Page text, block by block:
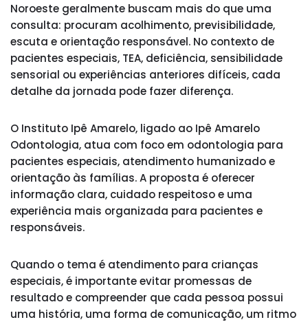
Noroeste geralmente buscam mais do que uma
consulta: procuram acolhimento, previsibilidade,
escuta e orientação responsável. No contexto de
pacientes especiais, TEA, deficiência, sensibilidade
sensorial ou experiências anteriores difíceis, cada
detalhe da jornada pode fazer diferença.
O Instituto Ipê Amarelo, ligado ao Ipê Amarelo
Odontologia, atua com foco em odontologia para
pacientes especiais, atendimento humanizado e
orientação às famílias. A proposta é oferecer
informação clara, cuidado respeitoso e uma
experiência mais organizada para pacientes e
responsáveis.
Quando o tema é atendimento para crianças
especiais, é importante evitar promessas de
resultado e compreender que cada pessoa possui
uma história, uma forma de comunicação, um ritmo